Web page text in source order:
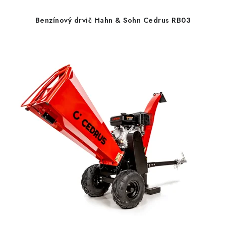
Benzínový drvič Hahn & Sohn Cedrus RB03